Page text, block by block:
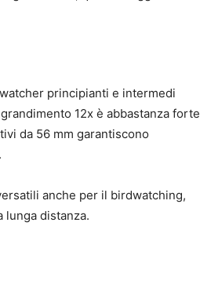
principianti e intermedi
12x è abbastanza forte
da 56 mm garantiscono
anche per il birdwatching,
lunga distanza.